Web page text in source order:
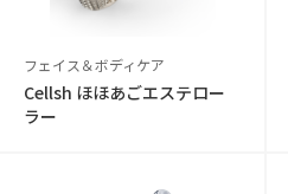
フェイス＆ボディケア
Cellsh ほほあごエステロー
ラー